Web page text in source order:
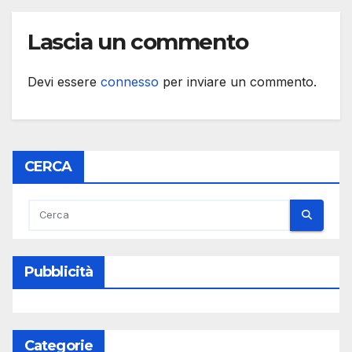
Lascia un commento
Devi essere connesso per inviare un commento.
CERCA
Pubblicità
Categorie